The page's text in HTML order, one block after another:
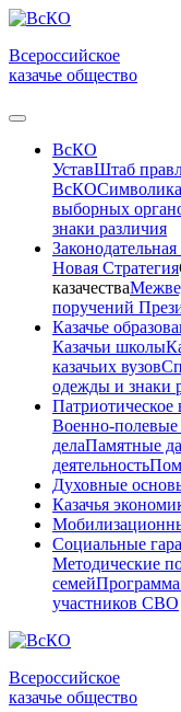
Всероссийское
казачье общество
ВсКО
УставШтаб
ВсКО
выборных
знаки различия
Законодательная
Новая Стратегия
казачества
поручений
Казачье
Казачьи школы
казачьих вузов
одежды и знаки
Патриотическое
Военно-
делаПамятные
деятельность
Духовные
Казачья
Социальные
Методические
семейПрограмма
участников СВО
Всероссийское
казачье общество